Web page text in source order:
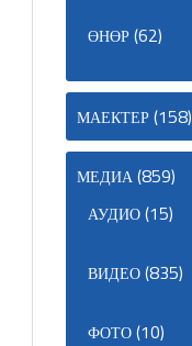
ӨНӨР(62)
МАЕКТЕР(158)
МЕДИА(859)
АУДИО(15)
ВИДЕО(835)
ФОТО(10)